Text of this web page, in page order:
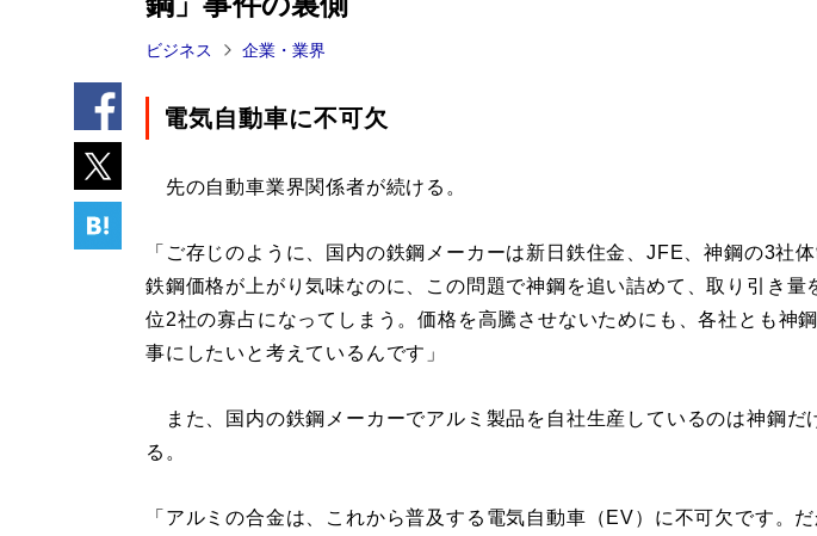
ビジネス 企業・業界
電気自動車に不可欠
先の自動車業界関係者が続ける。
「ご存じのように、国内の鉄鋼メーカーは新日鉄住金、JFE、神鋼の3社
鉄鋼価格が上がり気味なのに、この問題で神鋼を追い詰めて、取り引き量
位2社の寡占になってしまう。価格を高騰させないためにも、各社とも神
事にしたいと考えているんです」
また、国内の鉄鋼メーカーでアルミ製品を自社生産しているのは神鋼だ
る。
「アルミの合金は、これから普及する電気自動車（EV）に不可欠です。